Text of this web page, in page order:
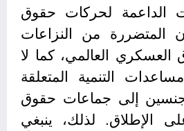
الداعمة لحركات حقوق
المتضررة من النزاعات
العسكري العالمي، كما لا
التنمية المتعلقة
إلى جماعات حقوق
الإطلاق. لذلك، ينبغي